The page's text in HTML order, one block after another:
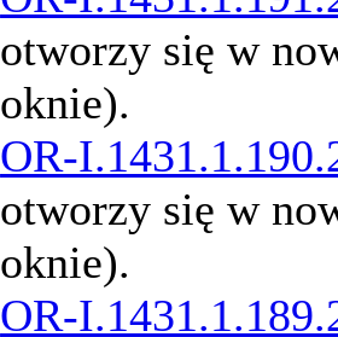
otworzy się w
oknie).
OR-
otworzy się w
oknie).
OR-